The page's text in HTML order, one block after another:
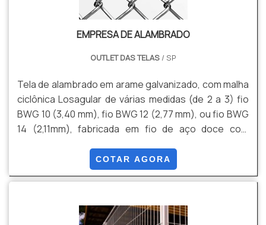
EMPRESA DE ALAMBRADO
OUTLET DAS TELAS/ SP
Tela de alambrado em arame galvanizado, com malha
ciclônica Losagular de várias medidas (de 2 a 3) fio
BWG 10 (3,40 mm), fio BWG 12 (2,77 mm), ou fio BWG
14 (2,11mm), fabricada em fio de aço doce com
acordo com a NBR 5589, galvanizado por imersão em
banho de zinco antes de tecer a malha, com uma
NBR 6331, com acabamento lateral de pontas
COTAR AGORA